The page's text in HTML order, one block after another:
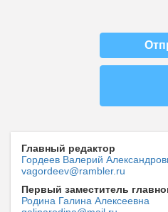
Главный редактор
Гордеев Валерий
vagordeev@rambler.ru
Первый заместитель
Родина Галина Алексеевна